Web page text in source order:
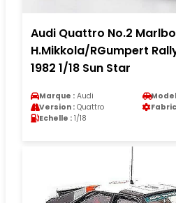
Audi Quattro No.2
H.Mikkola/RGumpert
1982 1/18 Sun Star
Marque : Audi
Version : Quattro
Echelle : 1/18